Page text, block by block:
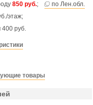
850 руб.;
по Лен.обл.
этаж;
400 руб.
товары